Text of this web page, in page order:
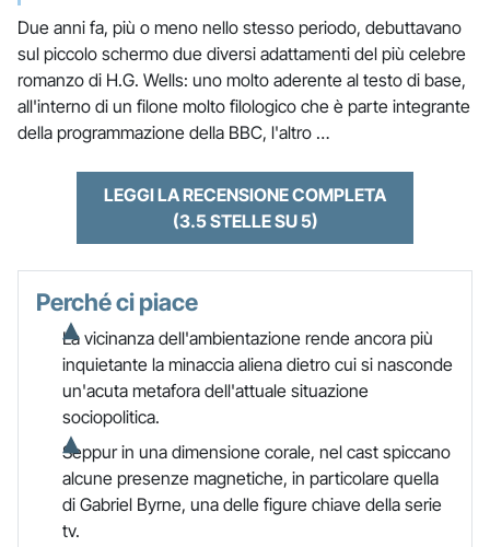
Due anni fa, più o meno nello stesso periodo, debuttavano
sul piccolo schermo due diversi adattamenti del più celebre
romanzo di H.G. Wells: uno molto aderente al testo di base,
all'interno di un filone molto filologico che è parte integrante
della programmazione della BBC, l'altro …
LEGGI LA RECENSIONE COMPLETA
(3.5 STELLE SU 5)
Perché ci piace
La vicinanza dell'ambientazione rende ancora più
inquietante la minaccia aliena dietro cui si nasconde
un'acuta metafora dell'attuale situazione
sociopolitica.
Seppur in una dimensione corale, nel cast spiccano
alcune presenze magnetiche, in particolare quella
di Gabriel Byrne, una delle figure chiave della serie
tv.